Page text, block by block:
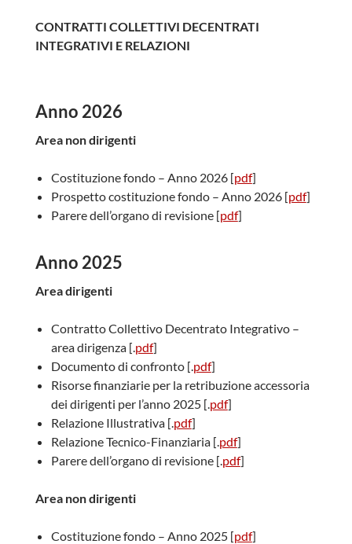
CONTRATTI COLLETTIVI DECENTRATI
INTEGRATIVI E RELAZIONI
Anno 2026
Area non dirigenti
Costituzione fondo – Anno 2026 [pdf]
Prospetto costituzione fondo – Anno 2026 [pdf]
Parere dell’organo di revisione [pdf]
Anno 2025
Area dirigenti
Contratto Collettivo Decentrato Integrativo –
area dirigenza [.pdf]
Documento di confronto [.pdf]
Risorse finanziarie per la retribuzione accessoria
dei dirigenti per l’anno 2025 [.pdf]
Relazione Illustrativa [.pdf]
Relazione Tecnico-Finanziaria [.pdf]
Parere dell’organo di revisione [.pdf]
Area non dirigenti
Costituzione fondo – Anno 2025 [pdf]